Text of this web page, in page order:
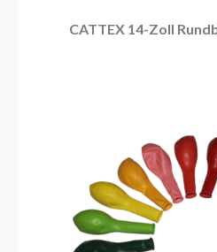
CATTEX 14-Zoll